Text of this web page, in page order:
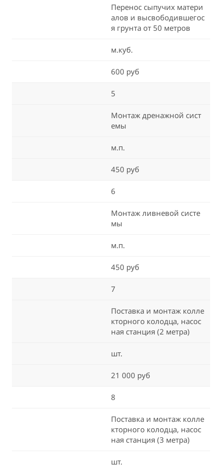
Перенос сыпучих матери
алов и высвободившегос
я грунта от 50 метров
м.куб.
600 руб
5
Монтаж дренажной сист
емы
м.п.
450 руб
6
Монтаж ливневой систе
мы
м.п.
450 руб
7
Поставка и монтаж колле
кторного колодца, насос
ная станция (2 метра)
шт.
21 000 руб
8
Поставка и монтаж колле
кторного колодца, насос
ная станция (3 метра)
шт.